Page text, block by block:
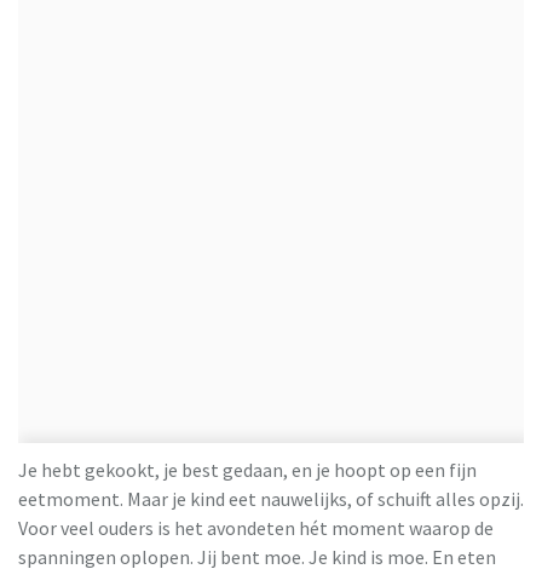
Je hebt gekookt, je best gedaan, en je hoopt op een fijn
eetmoment. Maar je kind eet nauwelijks, of schuift alles opzij.
Voor veel ouders is het avondeten hét moment waarop de
spanningen oplopen. Jij bent moe. Je kind is moe. En eten